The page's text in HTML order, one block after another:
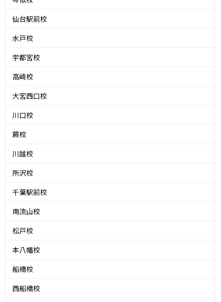
仙台駅前校
水戸校
宇都宮校
高崎校
大宮西口校
川口校
蕨校
川越校
所沢校
千葉駅前校
南流山校
松戸校
本八幡校
船橋校
西船橋校